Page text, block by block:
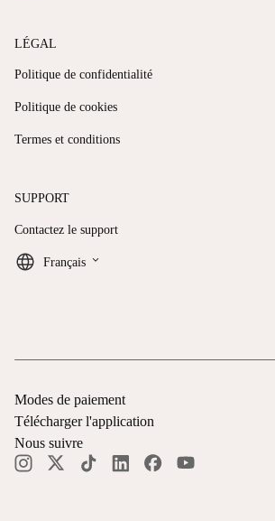
LÉGAL
Politique de confidentialité
Politique de cookies
Termes et conditions
SUPPORT
Contactez le support
Français keyboard_arrow_down
Modes de paiement
Télécharger l'application
Nous suivre